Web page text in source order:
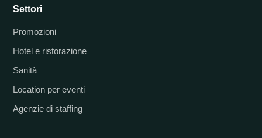
Settori
Promozioni
Hotel e ristorazione
Sanità
Location per eventi
Agenzie di staffing